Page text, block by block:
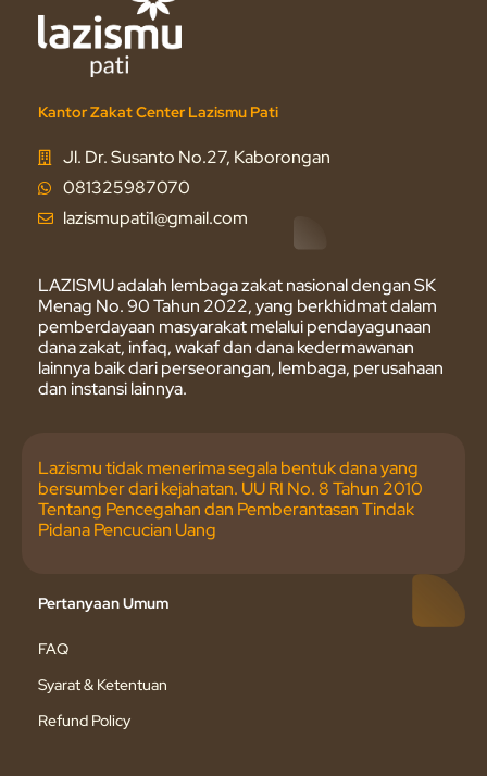
Kantor Zakat Center Lazismu Pati
Jl. Dr. Susanto No.27, Kaborongan
081325987070
lazismupati1@gmail.com
LAZISMU adalah lembaga zakat nasional dengan SK
Menag No. 90 Tahun 2022, yang berkhidmat dalam
pemberdayaan masyarakat melalui pendayagunaan
dana zakat, infaq, wakaf dan dana kedermawanan
lainnya baik dari perseorangan, lembaga, perusahaan
dan instansi lainnya.
Lazismu tidak menerima segala bentuk dana yang
bersumber dari kejahatan. UU RI No. 8 Tahun 2010
Tentang Pencegahan dan Pemberantasan Tindak
Pidana Pencucian Uang
Pertanyaan Umum
FAQ
Syarat & Ketentuan
Refund Policy